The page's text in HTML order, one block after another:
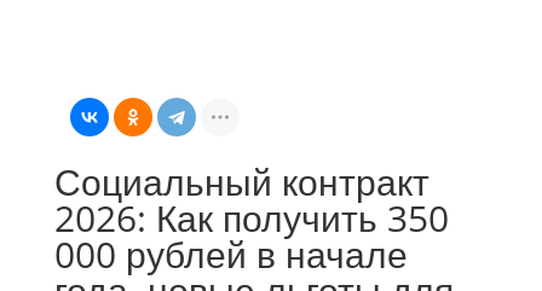
Социальный контракт
2026: Как получить 350
000 рублей в начале